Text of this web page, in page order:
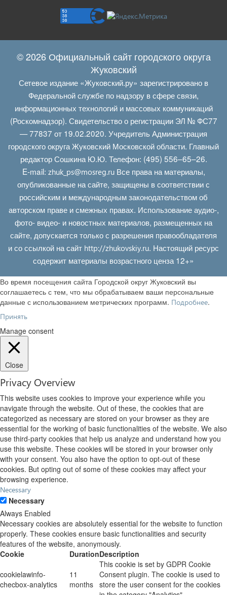
© 2026 Официальный сайт городского округа
Жуковский
Сетевое издание «Жуковский.ру» зарегистрировано в
Федеральной службе по надзору в сфере связи,
информационных технологий и массовых коммуникаций
(Роскомнадзор). Свидетельство о регистрации ЭЛ № ФС77
— 77837 от 19.02.2020. Учредитель Администрация
городского округа Жуковский Московской области. Главный
редактор Сошкина Ю.Ю. Телефон: (495) 556–65–26.
E‑mail: zhuk_ps@mosreg.ruВсе права на материалы,
опубликованные на сайте, защищены в соответствии с
российским и международным законодательством об
авторском праве и смежных правах. Использование аудио-,
фото- видео- и новостных материалов, размещенных на
сайте, допускается только с разрешения правообладателя
и со ссылкой на сайт http://zhukovskiy.ru. Настоящий ресурс
содержит материалы возрастного ценза 12+»
Во время посещения сайта Городской округ Жуковский вы
соглашаетесь с тем, что мы обрабатываем ваши персональные
данные с использованием метрических программ. Подробнее.
Принять
Manage consent
Close
Privacy Overview
This website uses cookies to improve your experience while you
navigate through the website. Out of these, the cookies that are
categorized as necessary are stored on your browser as they are
essential for the working of basic functionalities of the website. We also
use third-party cookies that help us analyze and understand how you
use this website. These cookies will be stored in your browser only
with your consent. You also have the option to opt-out of these
cookies. But opting out of some of these cookies may affect your
browsing experience.
Necessary
Necessary
Always Enabled
Necessary cookies are absolutely essential for the website to function
properly. These cookies ensure basic functionalities and security
features of the website, anonymously.
Cookie
DurationDescription
cookielawinfo-
checbox-analytics
11
months
This cookie is set by GDPR Cookie
Consent plugin. The cookie is used to
store the user consent for the cookies